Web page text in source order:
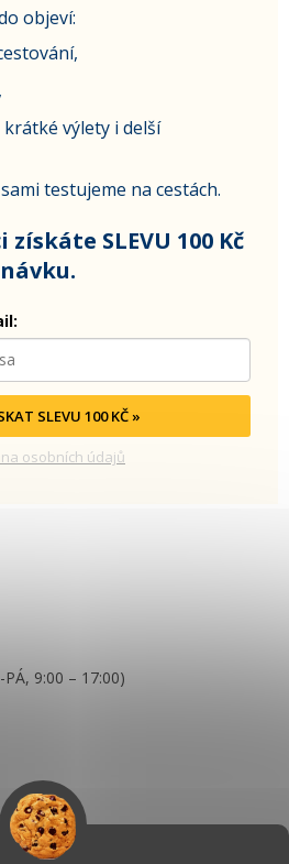
objeví:
výlety i delší
testujeme na cestách.
SLEVU 100 Kč
SLEVU 100 KČ »
osobních údajů
9:00 – 17:00)